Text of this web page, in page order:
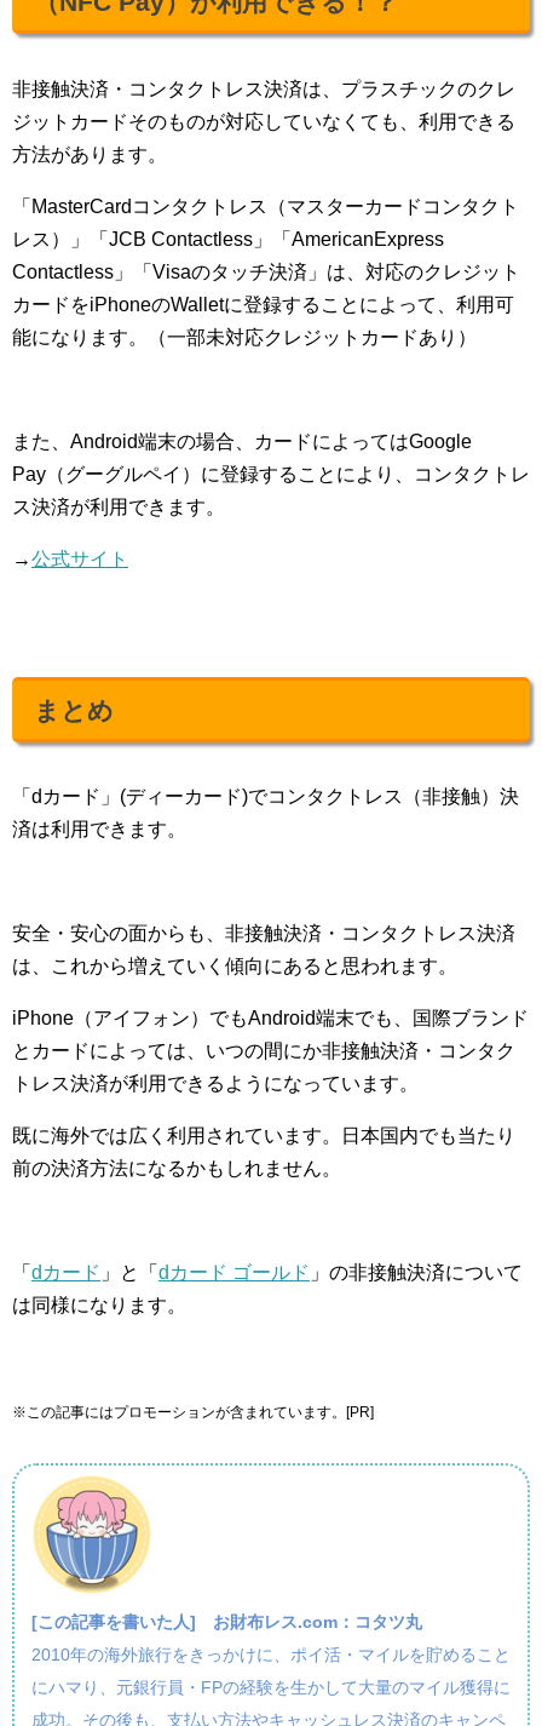
非接触決済・コンタクトレス決済は、プラスチックのクレ
ジットカードそのものが対応していなくても、利用できる
方法があります。
「MasterCardコンタクトレス（マスターカードコンタクト
レス）」「JCB Contactless」「AmericanExpress
Contactless」「Visaのタッチ決済」は、対応のクレジット
カードをiPhoneのWalletに登録することによって、利用可
能になります。（一部未対応クレジットカードあり）
また、Android端末の場合、カードによってはGoogle
Pay（グーグルペイ）に登録することにより、コンタクトレ
ス決済が利用できます。
→公式サイト
まとめ
「dカード」(ディーカード)でコンタクトレス（非接触）決
済は利用できます。
安全・安心の面からも、非接触決済・コンタクトレス決済
は、これから増えていく傾向にあると思われます。
iPhone（アイフォン）でもAndroid端末でも、国際ブランド
とカードによっては、いつの間にか非接触決済・コンタク
トレス決済が利用できるようになっています。
既に海外では広く利用されています。日本国内でも当たり
前の決済方法になるかもしれません。
「 dカード 」と「 dカード ゴールド 」の非接触決済について
は同様になります。
※この記事にはプロモーションが含まれています。[PR]
[この記事を書いた人] お財布レス.com：コタツ丸
2010年の海外旅行をきっかけに、ポイ活・マイルを貯めること
にハマり、元銀行員・FPの経験を生かして大量のマイル獲得に
成功。その後も、支払い方法やキャッシュレス決済のキャンペ